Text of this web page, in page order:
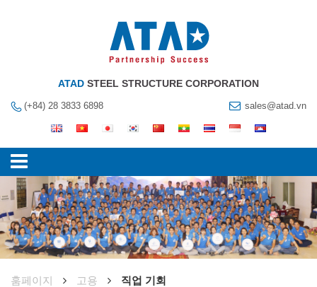
ATAD STEEL STRUCTURE CORPORATION
(+84) 28 3833 6898 sales@atad.vn
훔페이지 고용 직업 기회